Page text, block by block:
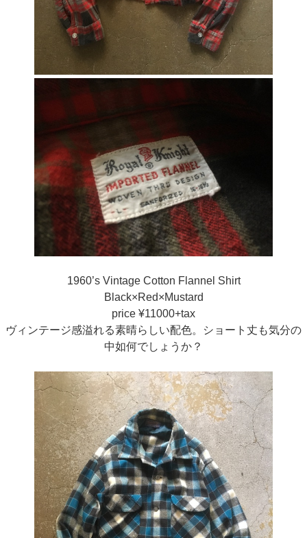
1960’s Vintage Cotton Flannel Shirt
Black×Red×Mustard
price ¥11000+tax
ヴィンテージ感溢れる素晴らしい配色。ショート丈も気分の
中如何でしょうか？